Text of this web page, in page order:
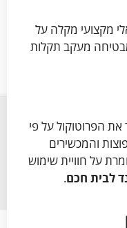
מקצועי מקלה על
מעקב תקלות
הפרוטוקול על פי
והמכשירים
על חוויית שימוש
לבית חכם.